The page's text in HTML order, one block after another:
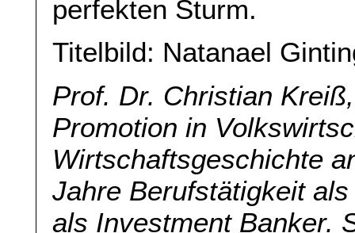
perfekten Sturm.
Titelbild: Natanael
Prof. Dr. Christian
Promotion in
Wirtschaftsgeschichte
Jahre Berufstätigkeit
als Investment Banker.